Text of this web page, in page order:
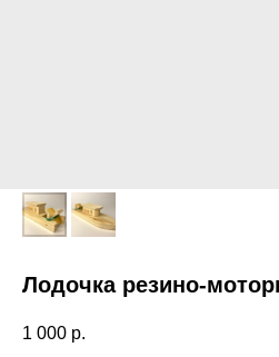
Лодочка резино-
1 000 р.